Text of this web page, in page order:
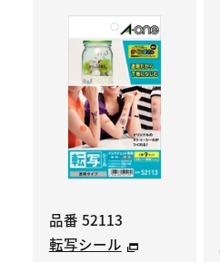
品番 52113
転写シール